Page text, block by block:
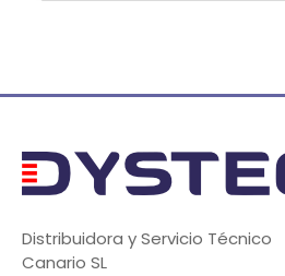
Distribuidora y Servicio Técnico
Canario SL